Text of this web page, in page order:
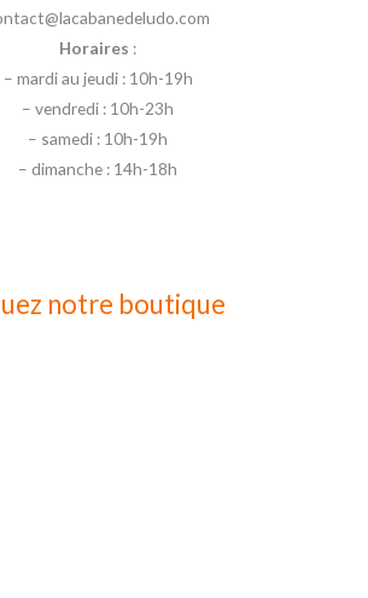
Horaires :
– mardi au jeudi : 10h-19h
– vendredi : 10h-23h
– samedi : 10h-19h
– dimanche : 14h-18h
notre boutique